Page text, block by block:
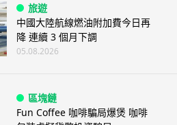
旅遊
中國大陸航線燃油附加費今日再
降 連續 3 個月下調
05.08.2026
區塊鏈
Fun Coffee 咖啡騙局爆煲 咖啡